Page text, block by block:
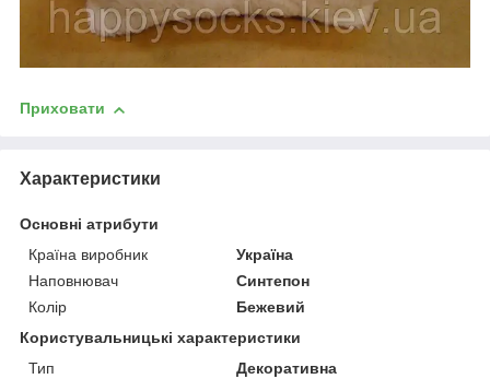
Приховати
Характеристики
Основні атрибути
Країна виробник
Україна
Наповнювач
Синтепон
Колір
Бежевий
Користувальницькі характеристики
Тип
Декоративна